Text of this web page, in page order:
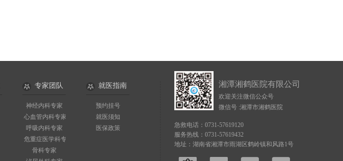
专家团队
神经内科专家
心血管内科专家
呼吸内科专家
危重症医学科专家
骨科专家
就医指南
预约挂号
就医须知
医保政策
湘潭湘鹤医院有限公司
欢迎关注微信公众号
微信号 :湘潭市湘鹤医院
急救电话：0731-57619120
服务热线：0731-57619432
地址：湖南省湘潭市雨湖区鹤岭镇和风路1号